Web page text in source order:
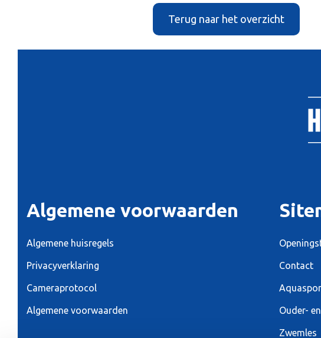
Terug naar het overzicht
Algemene voorwaarden
Algemene huisregels
Privacyverklaring
Cameraprotocol
Algemene voorwaarden
Contact
Ouder-
Zwemles